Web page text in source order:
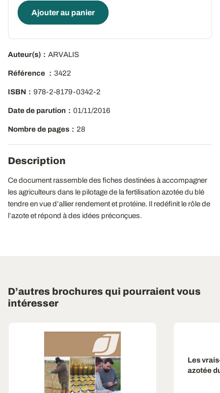
Ajouter au panier
Auteur(s) ARVALIS
Référence 3422
ISBN 978-2-8179-0342-2
Date de parution 01/11/2016
Nombre de pages 28
Description
Ce document rassemble des fiches destinées à accompagner
les agriculteurs dans le pilotage de la fertilisation azotée du blé
tendre en vue d’allier rendement et protéine. Il redéfinit le rôle de
l’azote et répond à des idées préconçues.
D’autres brochures qui pourraient vous
intéresser
Les
azotée